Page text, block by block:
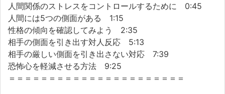
人間関係のストレスをコントロールするために 0:45
人間には5つの側面がある 1:15
性格の傾向を確認してみよう 2:35
相手の側面を引き出す対人反応 5:13
相手の厳しい側面を引き出さない対応 7:39
恐怖心を軽減させる方法 9:25
＝＝＝＝＝＝＝＝＝＝＝＝＝＝＝＝＝＝＝＝＝＝